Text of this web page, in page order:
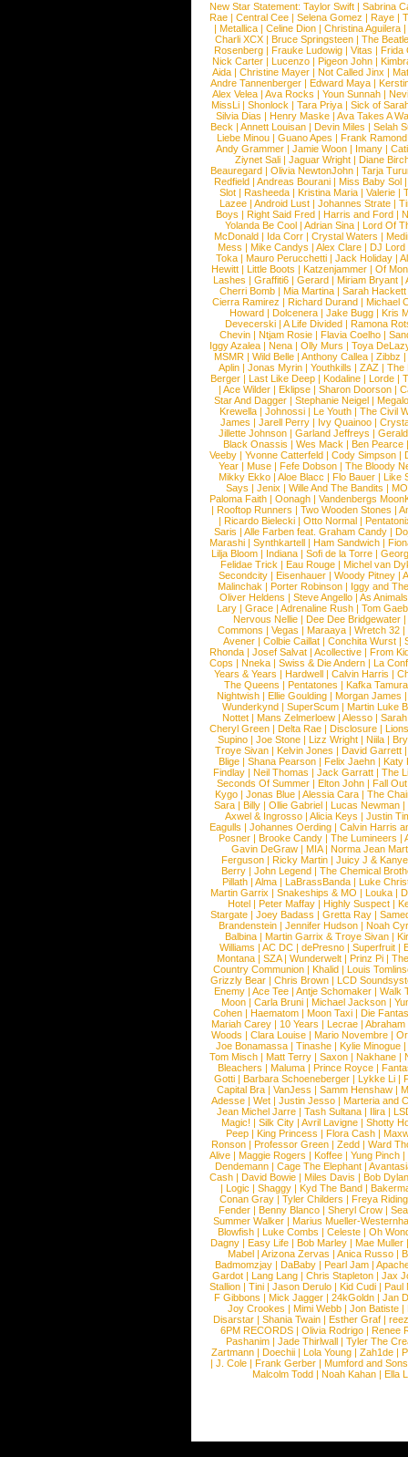
New Star Statement: Taylor Swift | Sabrina
Rae |Central Cee |Selena Gomez |Raye |
| Metallica | Celine Dion | Christina Aguilera |
Charli XCX |Bruce Springsteen |The
Rosenberg | Frauke Ludowig | Vitas | Frida
Nick Carter | Lucenzo | Pigeon John |
Aida |Christine Mayer |Not Called Jinx |
Andre Tannenberger | Edward Maya |
Alex Velea | Ava Rocks | Youn Sunnah |
MissLi | Shonlock | Tara Priya | Sick of
Silvia Dias |Henry Maske |Ava Takes A
Beck |Annett Louisan |Devin Miles |Selah
Liebe Minou |Guano Apes |Frank Ramond
Andy Grammer |Jamie Woon | Imany |
Ziynet Sali |Jaguar Wright |Diane
Beauregard |Olivia NewtonJohn |Tarja
Redfield | Andreas Bourani | Miss Baby Sol
Slot | Rasheeda | Kristina Maria | Valerie |
Lazee | Android Lust | Johannes Strate |
Boys | Right Said Fred | Harris and Ford |
Yolanda Be Cool |Adrian Sina |Lord Of
McDonald | Ida Corr |Crystal Waters |
Mess | Mike Candys | Alex Clare | DJ Lord
Toka | Mauro Perucchetti | Jack Holiday |
Hewitt |Little Boots |Katzenjammer |Of
Lashes |Graffiti6 |Gerard |Miriam Bryant |
Cherri Bomb | Mia Martina | Sarah Hackett
Cierra Ramirez | Richard Durand | Michael
Howard |Dolcenera |Jake Bugg |Kris
Devecerski |A Life Divided |Ramona
Chevin |Ntjam Rosie |Flavia Coelho |
Iggy Azalea | Nena | Olly Murs | Toya
MSMR |Wild Belle |Anthony Callea |Zibbz
Aplin | Jonas Myrin | Youthkills | ZAZ | The
Berger |Last Like Deep |Kodaline |Lorde |
|Ace Wilder |Eklipse |Sharon Doorson |
Star And Dagger | Stephanie Neigel |
Krewella | Johnossi | Le Youth | The Civil
James | Jarell Perry | Ivy Quainoo |
Jillette Johnson | Garland Jeffreys |
Black Onassis | Wes Mack | Ben Pearce
Veeby | Yvonne Catterfeld | Cody Simpson |
Year |Muse |Fefe Dobson |The Bloody
Mikky Ekko | Aloe Blacc | Flo Bauer | Like
Says | Jenix | Wille And The Bandits | MO
Paloma Faith |Oonagh |Vandenbergs
|Rooftop Runners |Two Wooden Stones |
| Ricardo Bielecki | Otto Normal |
Saris | Alle Farben feat. Graham Candy |
Marashi | Synthkartell | Ham Sandwich |
Lilja Bloom | Indiana | Sofi de la Torre |
Felidae Trick | Eau Rouge | Michel van
Secondcity |Eisenhauer |Woody Pitney |
Malinchak |Porter Robinson | Iggy and
Oliver Heldens |Steve Angello |As Animals
Lary | Grace | Adrenaline Rush | Tom
Nervous Nellie | Dee Dee Bridgewater |
Commons |Vegas |Maraaya |Wretch 32 |
Avener | Colbie Caillat | Conchita Wurst |
Rhonda | Josef Salvat | Acollective | From
Cops | Nneka | Swiss & Die Andern | La
Years & Years |Hardwell |Calvin Harris |
The Queens | Pentatones | Kafka Tamura
Nightwish |Ellie Goulding |Morgan James
Wunderkynd | SuperScum | Martin Luke
Nottet |Mans Zelmerloew |Alesso |
Cheryl Green |Delta Rae |Disclosure |
Supino |Joe Stone |Lizz Wright |Niila |
Troye Sivan | Kelvin Jones | David Garrett
Blige | Shana Pearson | Felix Jaehn | Katy
Findlay |Neil Thomas |Jack Garratt |The
Seconds Of Summer |Elton John |Fall
Kygo |Jonas Blue |Alessia Cara |The
Sara |Billy |Ollie Gabriel |Lucas Newman |
Axwel & Ingrosso | Alicia Keys | Justin
Eagulls |Johannes Oerding |Calvin Harris
Posner |Brooke Candy |The Lumineers |
Gavin DeGraw | MIA| Norma Jean
Ferguson | Ricky Martin | Juicy J &
Berry | John Legend | The Chemical
Pillath |Alma |LaBrassBanda |Luke
Martin Garrix | Snakeships & MO | Louka |
Hotel | Peter Maffay | Highly Suspect |
Stargate |Joey Badass |Gretta Ray |
Brandenstein |Jennifer Hudson |Noah
Balbina | Martin Garrix & Troye Sivan |
Williams |AC DC |dePresno |Superfruit |
Montana |SZA|Wunderwelt |Prinz Pi |
Country Communion | Khalid | Louis
Grizzly Bear | Chris Brown | LCD
Enemy | Ace Tee | Antje Schomaker | Walk
Moon |Carla Bruni |Michael Jackson |
Cohen |Haematom |Moon Taxi |Die
Mariah Carey | 10 Years | Lecrae | Abraham
Woods |Clara Louise |Mario Novembre |
Joe Bonamassa | Tinashe | Kylie Minogue |
Tom Misch |Matt Terry |Saxon |Nakhane |
Bleachers | Maluma | Prince Royce |
Gotti |Barbara Schoeneberger |Lykke Li |
Capital Bra |VanJess |Samm Henshaw |
Adesse |Wet |Justin Jesso |Marteria and
Jean Michel Jarre |Tash Sultana | Ilira |
Magic! | Silk City | Avril Lavigne | Shotty
Peep |King Princess |Flora Cash |
Ronson |Professor Green |Zedd |Ward
Alive |Maggie Rogers |Koffee |Yung Pinch |
Dendemann |Cage The Elephant |
Cash | David Bowie | Miles Davis | Bob Dylan
|Logic |Shaggy |Kyd The Band |
Conan Gray |Tyler Childers |Freya
Fender |Benny Blanco |Sheryl Crow |
Summer Walker |Marius Mueller-
Blowfish | Luke Combs | Celeste | Oh
Dagny |Easy Life |Bob Marley |Mae Muller
Mabel |Arizona Zervas |Anica Russo |
Badmomzjay |DaBaby |Pearl Jam |
Gardot | Lang Lang | Chris Stapleton | Jax
Stallion |Tini |Jason Derulo |Kid Cudi |Paul
F Gibbons | Mick Jagger | 24kGoldn | Jan
Joy Crookes | Mimi Webb | Jon Batiste |
Disarstar | Shania Twain | Esther Graf |
6PM RECORDS | Olivia Rodrigo | Renee
Pashanim |Jade Thirlwall |Tyler The
Zartmann | Doechii | Lola Young | Zah1de |
| J. Cole | Frank Gerber | Mumford and Sons
Malcolm Todd | Noah Kahan | Ella